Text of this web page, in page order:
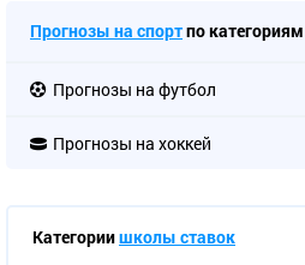
Прогнозы на спортпо категориям
Прогнозы на футбол
Прогнозы на хоккей
Категориишколы ставок